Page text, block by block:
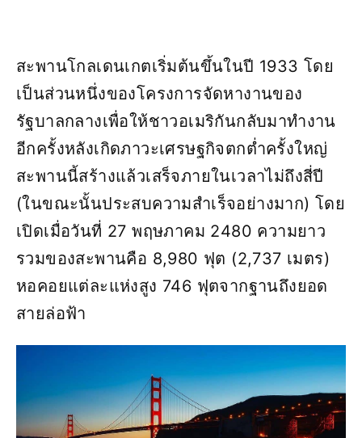
สะพานโกลเดนเกตเริ่มต้นขึ้นในปี 1933 โดย
เป็นส่วนหนึ่งของโครงการจัดหางานของ
รัฐบาลกลางเพื่อให้ชาวอเมริกันกลับมาทำงาน
อีกครั้งหลังเกิดภาวะเศรษฐกิจตกต่ำครั้งใหญ่
สะพานนี้สร้างแล้วเสร็จภายในเวลาไม่ถึงสี่ปี
(ในขณะนั้นประสบความสำเร็จอย่างมาก) โดย
เปิดเมื่อวันที่ 27 พฤษภาคม 2480 ความยาว
รวมของสะพานคือ 8,980 ฟุต (2,737 เมตร)
หอคอยแต่ละแห่งสูง 746 ฟุตจากฐานถึงยอด
สายล่อฟ้า